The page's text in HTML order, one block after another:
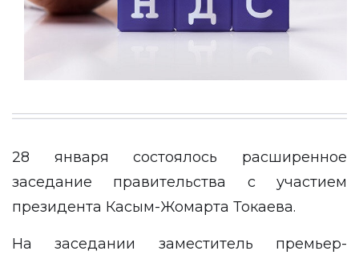
28 января состоялось расширенное
заседание правительства с участием
президента Касым-Жомарта Токаева.
На заседании заместитель премьер-